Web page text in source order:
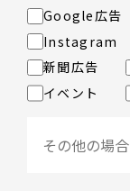
Google広告
Instagram
新聞広告
イベント